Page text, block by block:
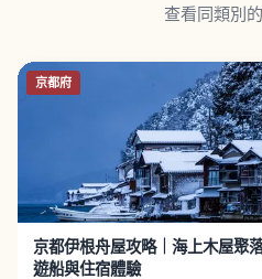
查看同類別
京都府
京都伊根舟屋攻略｜海上木屋聚
遊船與住宿體驗